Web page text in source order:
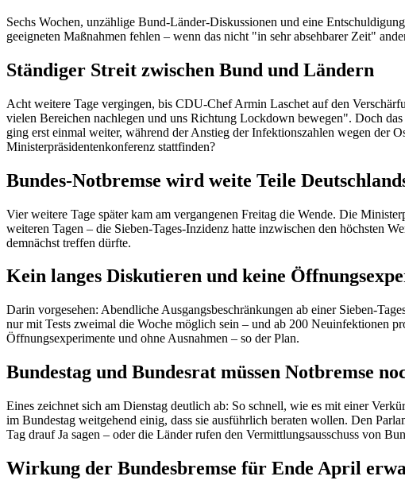
Sechs Wochen, unzählige Bund-Länder-Diskussionen und eine
geeigneten Maßnahmen fehlen – wenn das nicht "in sehr absehbarer Zeit"
Ständiger Streit zwischen Bund und Ländern
Acht weitere Tage vergingen, bis CDU-Chef Armin Laschet auf den
vielen Bereichen nachlegen und uns Richtung Lockdown bewegen". Doch
ging erst einmal weiter, während der Anstieg der Infektionszahlen wegen der
Ministerpräsidentenkonferenz stattfinden?
Bundes-Notbremse wird weite Teile
Vier weitere Tage später kam am vergangenen Freitag die Wende. Die
weiteren Tagen – die Sieben-Tages-Inzidenz hatte inzwischen den höchsten
demnächst treffen dürfte.
Kein langes Diskutieren und keine
Darin vorgesehen: Abendliche Ausgangsbeschränkungen ab einer Sieben-
nur mit Tests zweimal die Woche möglich sein – und ab 200 Neuinfektionen
Öffnungsexperimente und ohne Ausnahmen – so der Plan.
Bundestag und Bundesrat müssen Notbremse
Eines zeichnet sich am Dienstag deutlich ab: So schnell, wie es mit einer
im Bundestag weitgehend einig, dass sie ausführlich beraten wollen. Den
Tag drauf Ja sagen – oder die Länder rufen den Vermittlungsausschuss von
Wirkung der Bundesbremse für Ende April